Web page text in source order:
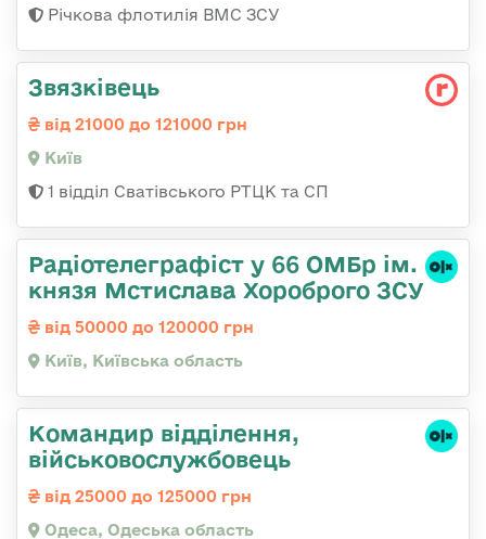
Річкова флотилія ВМС ЗСУ
Звязківець
від 21000 до 121000 грн
Київ
1 відділ Сватівського РТЦК та СП
Радіотелеграфіст у 66 ОМБр ім.
князя Мстислава Хороброго ЗСУ
від 50000 до 120000 грн
Київ, Київська область
Командир відділення,
військовослужбовець
від 25000 до 125000 грн
Одеса, Одеська область